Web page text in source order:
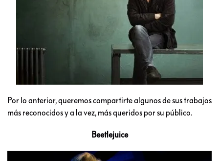
Por lo anterior, queremos compartirte algunos de sus trabajos
más reconocidos y a la vez, más queridos por su público.
Beetlejuice